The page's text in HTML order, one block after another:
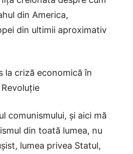
din America,
din ultimii aproximativ
la criză economică în
comunismului, și aici mă
din toată lumea, nu
lumea privea Statul,